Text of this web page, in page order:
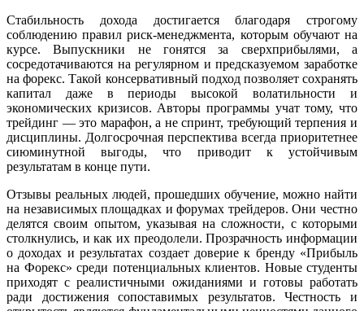
Стабильность дохода достигается благодаря строгому
соблюдению правил риск-менеджмента, которым обучают на
курсе. Выпускники не гонятся за сверхприбылями, а
сосредотачиваются на регулярном и предсказуемом заработке
на форекс. Такой консервативный подход позволяет сохранять
капитал даже в периоды высокой волатильности и
экономических кризисов. Авторы программы учат тому, что
трейдинг — это марафон, а не спринт, требующий терпения и
дисциплины. Долгосрочная перспектива всегда приоритетнее
сиюминутной выгоды, что приводит к устойчивым
результатам в конце пути.
Отзывы реальных людей, прошедших обучение, можно найти
на независимых площадках и форумах трейдеров. Они честно
делятся своим опытом, указывая на сложности, с которыми
столкнулись, и как их преодолели. Прозрачность информации
о доходах и результатах создает доверие к бренду «Прибыль
на Форекс» среди потенциальных клиентов. Новые студенты
приходят с реалистичными ожиданиями и готовы работать
ради достижения сопоставимых результатов. Честность и